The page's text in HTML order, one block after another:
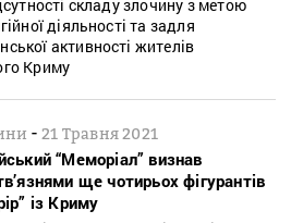
складу злочину з метою
діяльності та задля
активності жителів
Криму
-21 Травня 2021
“Меморіал” визнав
ще чотирьох фігурантів
із Криму